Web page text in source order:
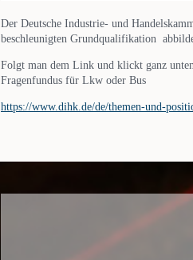
Der Deutsche Industrie- und
beschleunigten Grundqualifikation
Folgt man dem Link und klickt ganz
Fragenfundus für Lkw oder Bus
https://www.dihk.de/de/themen-und-